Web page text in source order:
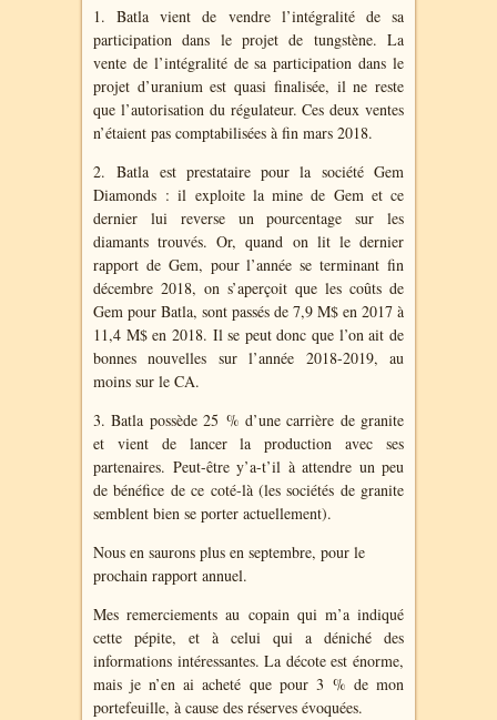
1. Batla vient de vendre l’intégralité de sa
participation dans le projet de tungstène. La
vente de l’intégralité de sa participation dans le
projet d’uranium est quasi finalisée, il ne reste
que l’autorisation du régulateur. Ces deux ventes
n’étaient pas comptabilisées à fin mars 2018.
2. Batla est prestataire pour la société Gem
Diamonds : il exploite la mine de Gem et ce
dernier lui reverse un pourcentage sur les
diamants trouvés. Or, quand on lit le dernier
rapport de Gem, pour l’année se terminant fin
décembre 2018, on s’aperçoit que les coûts de
Gem pour Batla, sont passés de 7,9 M$ en 2017 à
11,4 M$ en 2018. Il se peut donc que l’on ait de
bonnes nouvelles sur l’année 2018-2019, au
moins sur le CA.
3. Batla possède 25 % d’une carrière de granite
et vient de lancer la production avec ses
partenaires. Peut-être y’a-t’il à attendre un peu
de bénéfice de ce coté-là (les sociétés de granite
semblent bien se porter actuellement).
Nous en saurons plus en septembre, pour le
prochain rapport annuel.
Mes remerciements au copain qui m’a indiqué
cette pépite, et à celui qui a déniché des
informations intéressantes. La décote est énorme,
mais je n’en ai acheté que pour 3 % de mon
portefeuille, à cause des réserves évoquées.